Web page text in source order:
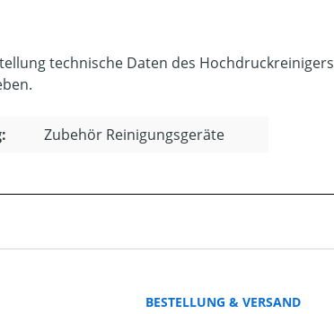
technische Daten des Hochdruckreinigers
Zubehör Reinigungsgeräte
BESTELLUNG & VERSAND